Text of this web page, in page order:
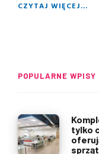
CZYTAJ WIĘCEJ...
POPULARNE WPISY
tylko